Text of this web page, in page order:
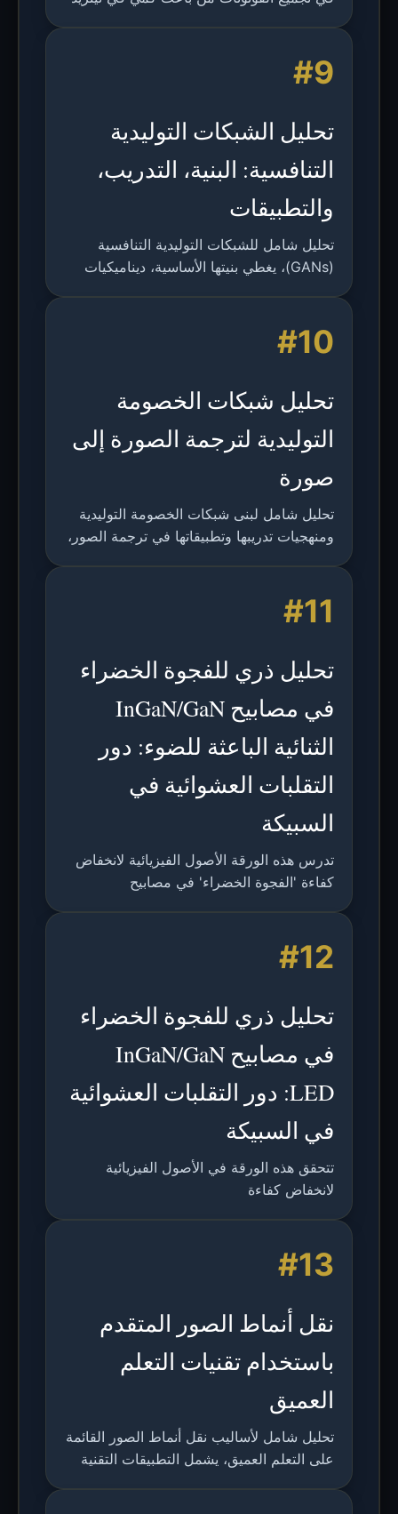
المترتبة على فوتونيات الكم.
#9
تحليل الشبكات التوليدية
التنافسية: البنية، التدريب،
والتطبيقات
تحليل شامل للشبكات التوليدية التنافسية
(GANs)، يغطي بنيتها الأساسية، ديناميكيات
#10
تحليل شبكات الخصومة
التوليدية لترجمة الصورة إلى
صورة
تحليل شامل لبنى شبكات الخصومة التوليدية
ومنهجيات تدريبها وتطبيقاتها في ترجمة الصور،
#11
تحليل ذري للفجوة الخضراء
في مصابيح InGaN/GaN
الثنائية الباعثة للضوء: دور
التقلبات العشوائية في
السبيكة
تدرس هذه الورقة الأصول الفيزيائية لانخفاض
كفاءة 'الفجوة الخضراء' في مصابيح
تقلبات تركيز الإنديوم.
#12
تحليل ذري للفجوة الخضراء
في مصابيح InGaN/GaN
LED: دور التقلبات العشوائية
في السبيكة
تتحقق هذه الورقة في الأصول الفيزيائية
لانخفاض كفاءة
#13
نقل أنماط الصور المتقدم
باستخدام تقنيات التعلم
العميق
تحليل شامل لأساليب نقل أنماط الصور القائمة
على التعلم العميق، يشمل التطبيقات التقنية